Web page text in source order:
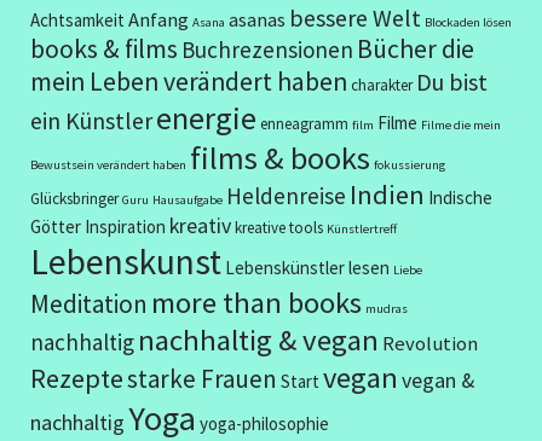
Achtsamkeit Anfang Asana asanas bessere Welt Blockaden lösen
books & films Buchrezensionen Bücher die
mein Leben verändert haben charakter Du bist
ein Künstlerenergie enneagramm film Filme Filme die mein
Bewustsein verändert haben films & books fokussierung
Glücksbringer Guru Hausaufgabe Heldenreise Indien Indische
Götter Inspiration kreativkreative tools Künstlertreff
Lebenskunst Lebenskünstlerlesen Liebe
Meditation more than books mudras
nachhaltig nachhaltig & vegan Revolution
Rezeptestarke Frauen Start vegan vegan &
nachhaltigYoga yoga-philosophie